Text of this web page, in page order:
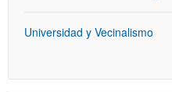
Universidad y Vecinalismo